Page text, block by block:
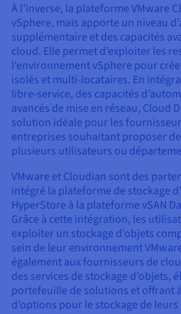
À l’inverse, la plateforme VMware
vSphere, mais apporte un niveau
supplémentaire et des capacités
cloud. Elle permet d’exploiter les
l’environnement vSphere pour
isolés et multi-locataires. En
libre-service, des capacités
avancés de mise en réseau, Cloud
solution idéale pour les
entreprises souhaitant proposer
plusieurs utilisateurs ou
VMware et Cloudian sont des
intégré la plateforme de stockage
HyperStore à la plateforme vSAN
Grâce à cette intégration, les
exploiter un stockage d’objets
sein de leur environnement
également aux fournisseurs de
des services de stockage d’objets,
portefeuille de solutions et offrant
d’options pour le stockage de